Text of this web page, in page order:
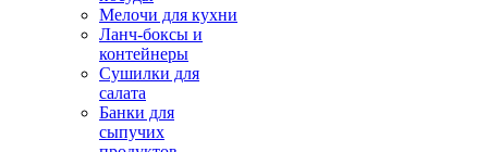
Мелочи для кухни
Ланч-боксы и
контейнеры
Сушилки для
салата
Банки для
сыпучих